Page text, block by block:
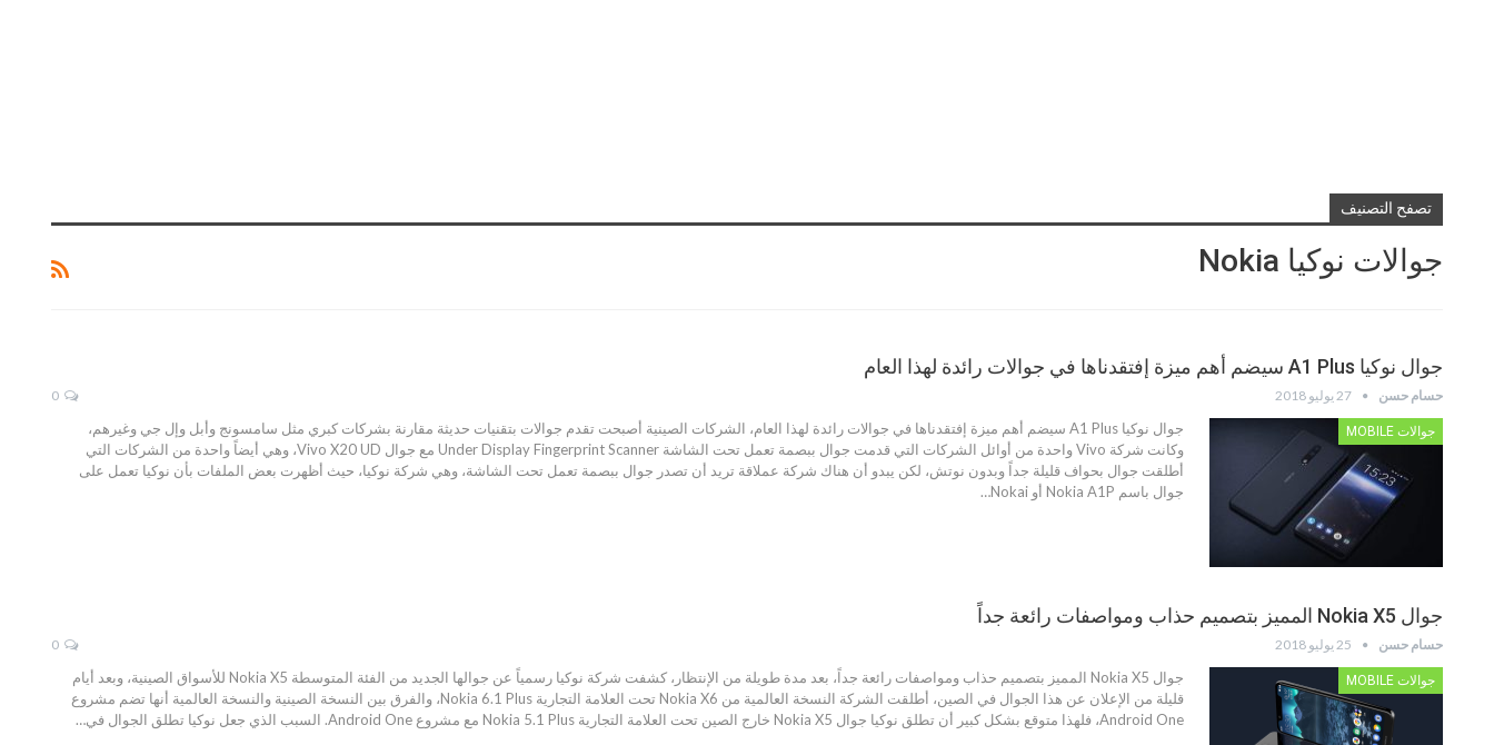
تصفح التصنيف
جوالات نوكيا Nokia
جوال نوكيا A1 Plus سيضم أهم ميزة إفتقدناها في جوالات رائدة لهذا العام
حسام حسن 27 يوليو 2018
جوالات MOBILE
جوال نوكيا A1 Plus سيضم أهم ميزة إفتقدناها في جوالات رائدة لهذا العام، الشركات الصينية أصبحت تقدم جوالات بتقنيات حديثة مقارنة بشركات كبري مثل سامسونج وأبل وإل جي وغيرهم،
وكانت شركة Vivo واحدة من أوائل الشركات التي قدمت جوال ببصمة تعمل تحت الشاشة Under Display Fingerprint Scanner مع جوال Vivo X20 UD، وهي أيضاً واحدة من الشركات التي
أطلقت جوال بحواف قليلة جداً وبدون نوتش، لكن يبدو أن هناك شركة عملاقة تريد أن تصدر جوال ببصمة تعمل تحت الشاشة، وهي شركة نوكيا، حيث أظهرت بعض الملفات بأن نوكيا تعمل على
جوال باسم Nokia A1P أو Nokai…
جوال Nokia X5 المميز بتصميم حذاب ومواصفات رائعة جداً
حسام حسن 25 يوليو 2018
جوالات MOBILE
جوال Nokia X5 المميز بتصميم حذاب ومواصفات رائعة جداً، بعد مدة طويلة من الإنتظار، كشفت شركة نوكيا رسمياً عن جوالها الجديد من الفئة المتوسطة Nokia X5 للأسواق الصينية، وبعد أيام
قليلة من الإعلان عن هذا الجوال في الصين، أطلقت الشركة النسخة العالمية من Nokia X6 تحت العلامة التجارية Nokia 6.1 Plus، والفرق بين النسخة الصينية والنسخة العالمية أنها تضم مشروع
Android One، فلهذا متوقع بشكل كبير أن تطلق نوكيا جوال Nokia X5 خارج الصين تحت العلامة التجارية Nokia 5.1 Plus مع مشروع Android One. السبب الذي جعل نوكيا تطلق الجوال في…